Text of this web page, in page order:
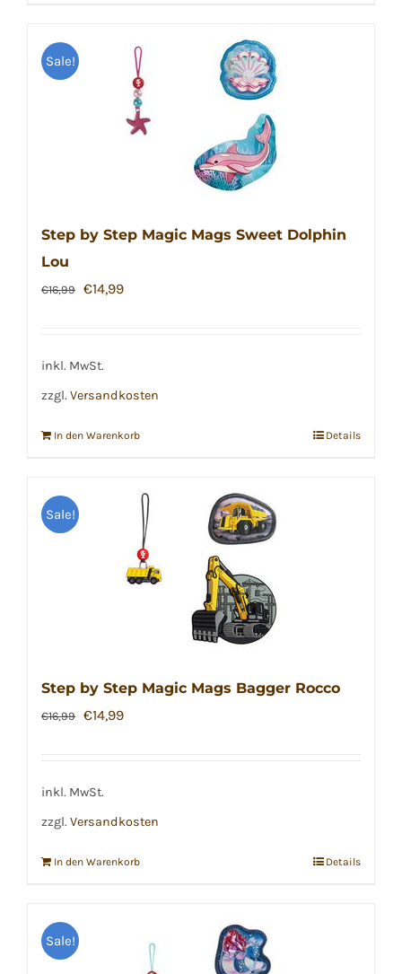
Sale!
Step by Step Magic Mags Sweet Dolphin
Lou
€16,99 Ursprünglicher
€16,99
€14,99Aktueller
inkl. MwSt.
zzgl. Versandkosten
In den Warenkorb Details
Sale!
Step by Step Magic Mags Bagger Rocco
€16,99 Ursprünglicher
€16,99
€14,99Aktueller
inkl. MwSt.
zzgl. Versandkosten
In den Warenkorb Details
Sale!